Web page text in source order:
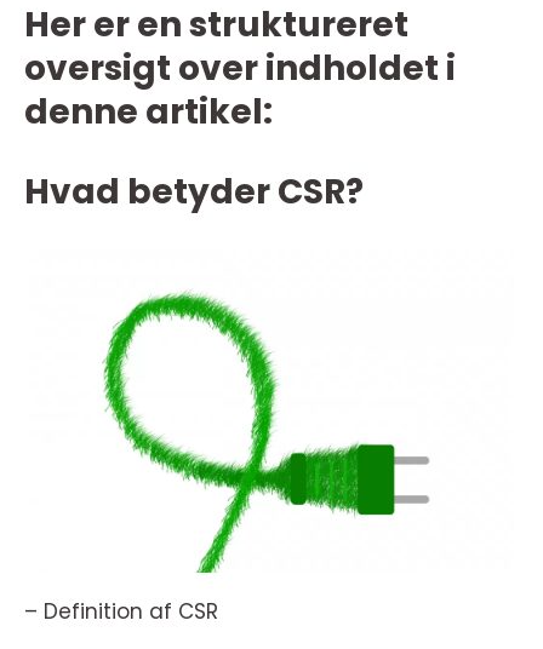
Her er en struktureret
oversigt over indholdet i
denne artikel:
Hvad betyder CSR?
– Definition af CSR